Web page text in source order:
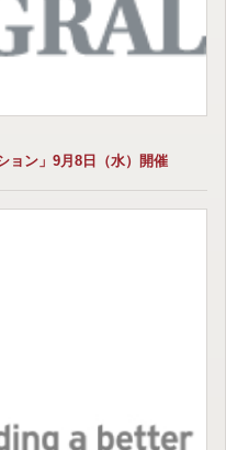
ョン」9月8日（水）開催